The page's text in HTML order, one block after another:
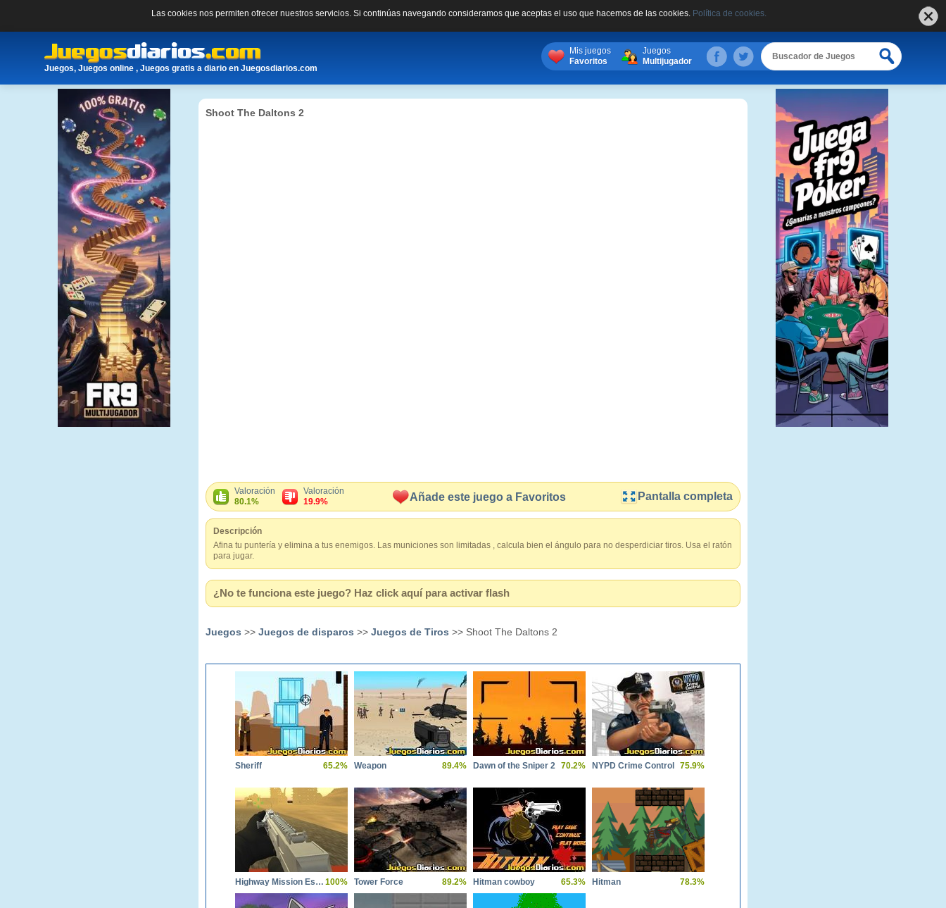
Las cookies nos permiten ofrecer nuestros servicios. Si continúas navegando consideramos que aceptas el uso que hacemos de las cookies. Política de cookies.
Juegos, Juegos online , Juegos gratis a diario en Juegosdiarios.com
Mis juegos
Favoritos
Juegos
Multijugador
Shoot The Daltons 2
Valoración
80.1%
Valoración
19.9%
Añade este juego a Favoritos Pantalla completa
Descripción
Afina tu puntería y elimina a tus enemigos. Las municiones son limitadas , calcula bien el ángulo para no desperdiciar tiros. Usa el ratón
para jugar.
¿No te funciona este juego? Haz click aquí para activar flash
Juegos >> Juegos de disparos >> Juegos de Tiros >> Shoot The Daltons 2
Sheriff 65.2% Weapon 89.4% Dawn of the Sniper 2 70.2% NYPD Crime Control 75.9%
Highway Mission Escape 100% Tower Force 89.2% Hitman cowboy 65.3% Hitman 78.3%